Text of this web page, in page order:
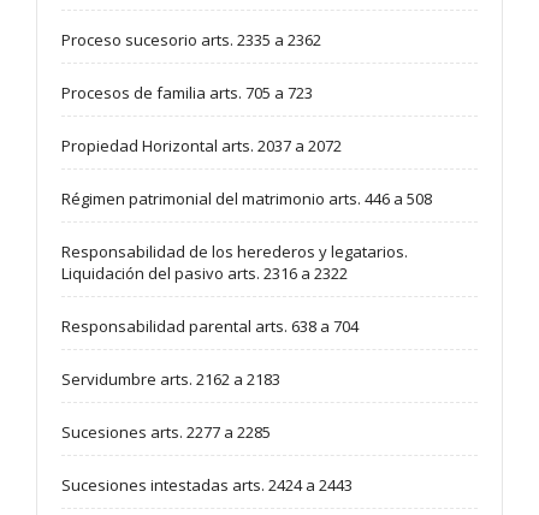
Proceso sucesorio arts. 2335 a 2362
Procesos de familia arts. 705 a 723
Propiedad Horizontal arts. 2037 a 2072
Régimen patrimonial del matrimonio arts. 446 a 508
Responsabilidad de los herederos y legatarios.
Liquidación del pasivo arts. 2316 a 2322
Responsabilidad parental arts. 638 a 704
Servidumbre arts. 2162 a 2183
Sucesiones arts. 2277 a 2285
Sucesiones intestadas arts. 2424 a 2443